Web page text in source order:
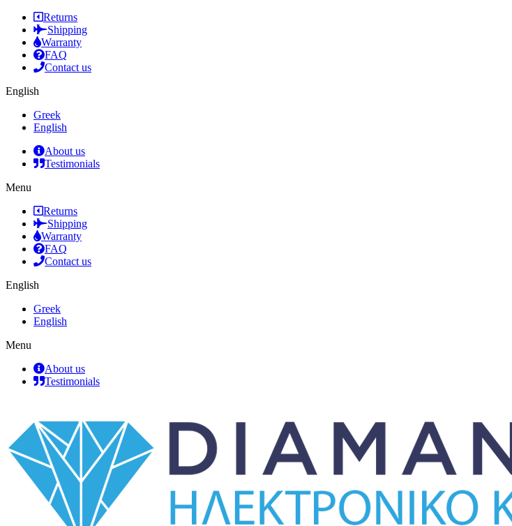
Returns
Shipping
Warranty
FAQ
Contact us
English
Greek
English
About us
Testimonials
Menu
Returns
Shipping
Warranty
FAQ
Contact us
English
Greek
English
Menu
About us
Testimonials